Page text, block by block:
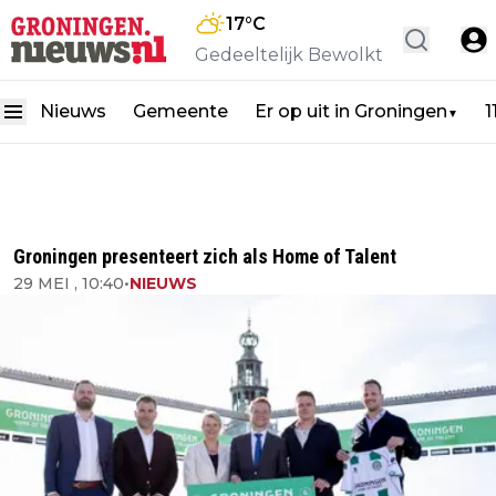
17°C
Gedeeltelijk Bewolkt
Nieuws Gemeente Er op uit in Groningen ▼
Groningen presenteert zich als Home of Talent
29 MEI , 10:40•NIEUWS